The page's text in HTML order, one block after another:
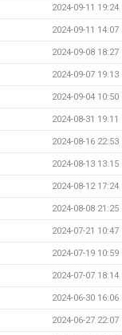
2024-09-11 19:24
2024-09-11 14:07
2024-09-08 18:27
2024-09-07 19:13
2024-09-04 10:50
2024-08-31 19:11
2024-08-16 22:53
2024-08-13 13:15
2024-08-12 17:24
2024-08-08 21:25
2024-07-21 10:47
2024-07-19 10:59
2024-07-07 18:14
2024-06-30 16:06
2024-06-27 22:07